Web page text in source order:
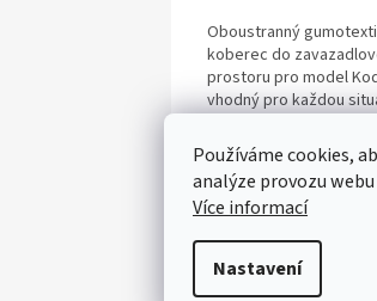
Používáme cookies,
analýze provozu
Více informací
Nastavení
Oboustranný
koberec do
prostoru pro model
vhodný pro každou
pětimístné vozy se
podlahou.
Popis Diskuze
Detailní popis